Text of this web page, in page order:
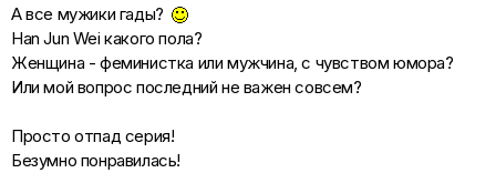
А все мужики гады?
Han Jun Wei какого пола?
Женщина - феминистка или мужчина, с чувством юмора?
Или мой вопрос последний не важен совсем?
Просто отпад серия!
Безумно понравилась!